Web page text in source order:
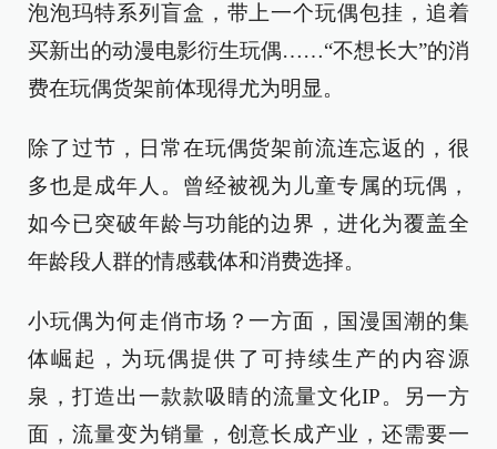
泡泡玛特系列盲盒，带上一个玩偶包挂，追着
买新出的动漫电影衍生玩偶……“不想长大”的消
费在玩偶货架前体现得尤为明显。
除了过节，日常在玩偶货架前流连忘返的，很
多也是成年人。曾经被视为儿童专属的玩偶，
如今已突破年龄与功能的边界，进化为覆盖全
年龄段人群的情感载体和消费选择。
小玩偶为何走俏市场？一方面，国漫国潮的集
体崛起，为玩偶提供了可持续生产的内容源
泉，打造出一款款吸睛的流量文化IP。另一方
面，流量变为销量，创意长成产业，还需要一